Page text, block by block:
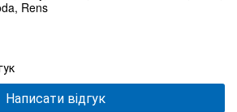
Rens
Написати відгук